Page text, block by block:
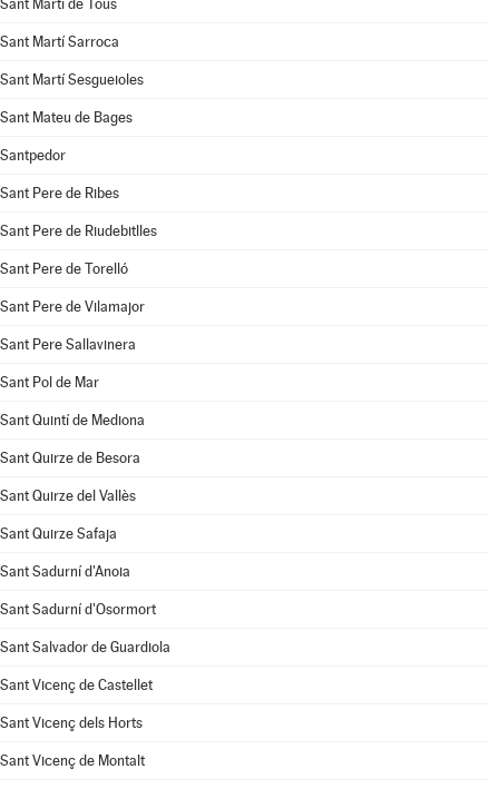
Sant Martí de Tous
Sant Martí Sarroca
Sant Martí Sesgueioles
Sant Mateu de Bages
Santpedor
Sant Pere de Ribes
Sant Pere de Riudebitlles
Sant Pere de Torelló
Sant Pere de Vilamajor
Sant Pere Sallavinera
Sant Pol de Mar
Sant Quintí de Mediona
Sant Quirze de Besora
Sant Quirze del Vallès
Sant Quirze Safaja
Sant Sadurní d'Anoia
Sant Sadurní d'Osormort
Sant Salvador de Guardiola
Sant Vicenç de Castellet
Sant Vicenç dels Horts
Sant Vicenç de Montalt